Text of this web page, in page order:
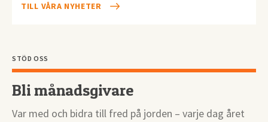
TILL VÅRA NYHETER
STÖD OSS
Bli månadsgivare
Var med och bidra till fred på jorden – varje dag året